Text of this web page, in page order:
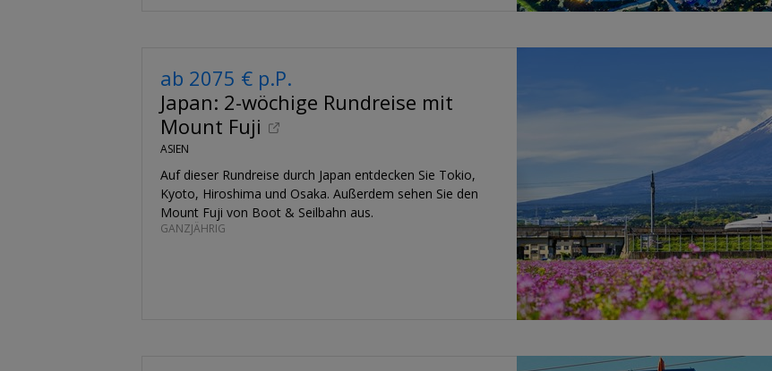
ab 2075 € p.P.
Japan: 2-wöchige Rundreise mit
Mount Fuji
ASIEN
Auf dieser Rundreise durch Japan entdecken Sie Tokio,
Kyoto, Hiroshima und Osaka. Außerdem sehen Sie den
Mount Fuji von Boot & Seilbahn aus.
GANZJÄHRIG